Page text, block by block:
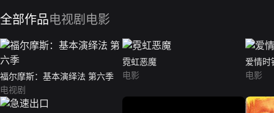
全部作品电视剧 电影
福尔摩斯：基本演绎法 第六季
电视剧
霓虹恶魔
电影
爱情时
电影